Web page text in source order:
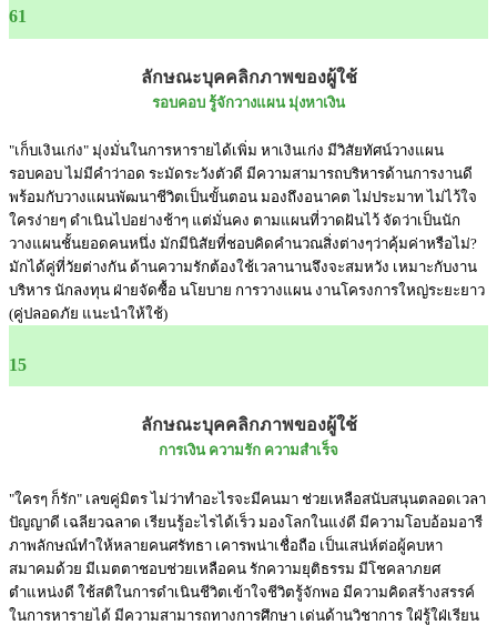
61
ลักษณะบุคคลิกภาพของผู้ใช้
รอบคอบ รู้จักวางแผน มุ่งหาเงิน
"เก็บเงินเก่ง" มุ่งมั่นในการหารายได้เพิ่ม หาเงินเก่ง มีวิสัยทัศน์วางแผน
รอบคอบ ไม่มีคำว่าอด ระมัดระวังตัวดี มีความสามารถบริหารด้านการงานดี
พร้อมกับวางแผนพัฒนาชีวิตเป็นขั้นตอน มองถึงอนาคต ไม่ประมาท ไม่ไว้ใจ
ใครง่ายๆ ดำเนินไปอย่างช้าๆ แต่มั่นคง ตามแผนที่วาดฝันไว้ จัดว่าเป็นนัก
วางแผนชั้นยอดคนหนึ่ง มักมีนิสัยที่ชอบคิดคำนวณสิ่งต่างๆว่าคุ้มค่าหรือไม่?
มักได้คู่ที่วัยต่างกัน ด้านความรักต้องใช้เวลานานจึงจะสมหวัง เหมาะกับงาน
บริหาร นักลงทุน ฝ่ายจัดซื้อ นโยบาย การวางแผน งานโครงการใหญ่ระยะยาว
(คู่ปลอดภัย แนะนำให้ใช้)
15
ลักษณะบุคคลิกภาพของผู้ใช้
การเงิน ความรัก ความสำเร็จ
"ใครๆ ก็รัก" เลขคู่มิตร ไม่ว่าทำอะไรจะมีคนมา ช่วยเหลือสนับสนุนตลอดเวลา
ปัญญาดี เฉลียวฉลาด เรียนรู้อะไรได้เร็ว มองโลกในแง่ดี มีความโอบอ้อมอารี
ภาพลักษณ์ทำให้หลายคนศรัทธา เคารพน่าเชื่อถือ เป็นเสน่ห์ต่อผู้คบหา
สมาคมด้วย มีเมตตาชอบช่วยเหลือคน รักความยุติธรรม มีโชคลาภยศ
ตำแหน่งดี ใช้สติในการดำเนินชีวิตเข้าใจชีวิตรู้จักพอ มีความคิดสร้างสรรค์
ในการหารายได้ มีความสามารถทางการศึกษา เด่นด้านวิชาการ ใฝ่รู้ใฝ่เรียน